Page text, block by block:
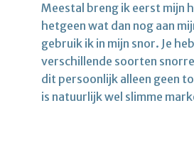
Meestal breng ik eerst mijn
hetgeen wat dan nog aan
gebruik ik in mijn snor. Je
verschillende soorten
dit persoonlijk alleen geen
is natuurlijk wel slimme